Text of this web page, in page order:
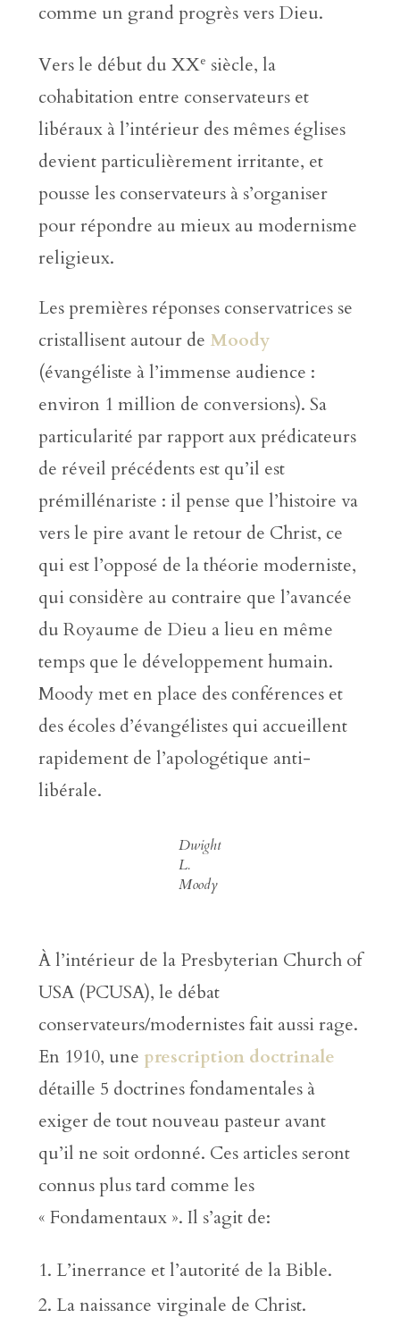
comme un grand progrès vers Dieu.
Vers le début du XXe siècle, la
cohabitation entre conservateurs et
libéraux à l’intérieur des mêmes églises
devient particulièrement irritante, et
pousse les conservateurs à s’organiser
pour répondre au mieux au modernisme
religieux.
Les premières réponses conservatrices se
cristallisent autour de Moody
(évangéliste à l’immense audience :
environ 1 million de conversions). Sa
particularité par rapport aux prédicateurs
de réveil précédents est qu’il est
prémillénariste : il pense que l’histoire va
vers le pire avant le retour de Christ, ce
qui est l’opposé de la théorie moderniste,
qui considère au contraire que l’avancée
du Royaume de Dieu a lieu en même
temps que le développement humain.
Moody met en place des conférences et
des écoles d’évangélistes qui accueillent
rapidement de l’apologétique anti-
libérale.
Dwight
L.
Moody
À l’intérieur de la Presbyterian Church of
USA (PCUSA), le débat
conservateurs/modernistes fait aussi rage.
En 1910, une prescription doctrinale
détaille 5 doctrines fondamentales à
exiger de tout nouveau pasteur avant
qu’il ne soit ordonné. Ces articles seront
connus plus tard comme les
« Fondamentaux ». Il s’agit de:
L’inerrance et l’autorité de la Bible.
La naissance virginale de Christ.